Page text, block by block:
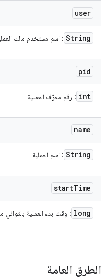
user
String : اسم مستخدم مالك
pid
int : رقم معرّف العملية
name
String : اسم العملية
startTime
long : وقت بدء العملية بالثواني
الطرق العامة